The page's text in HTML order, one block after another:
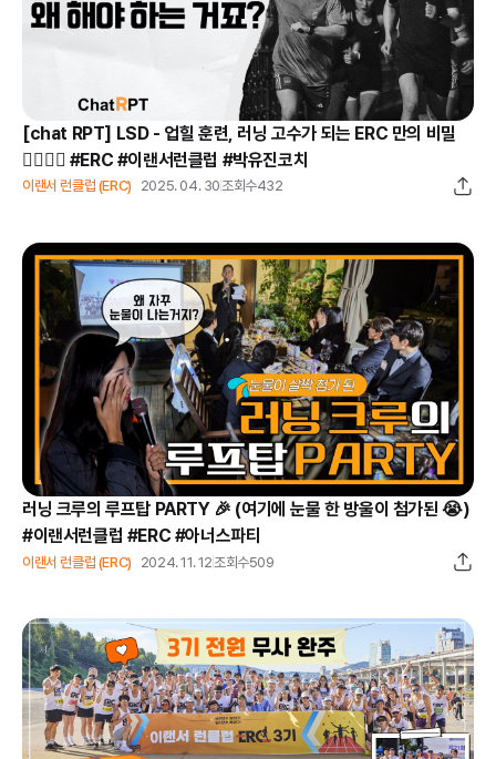
[chat RPT] LSD - 업힐 훈련, 러닝 고수가 되는 ERC 만의 비밀
🏃‍♀️🏃‍♂️ #ERC #이랜서런클럽 #박유진코치
이랜서 런클럽 (ERC) 2025. 04. 30조회수432
러닝 크루의 루프탑 PARTY 🎉 (여기에 눈물 한 방울이 첨가된 😭)
#이랜서런클럽 #ERC #아너스파티
이랜서 런클럽 (ERC) 2024. 11. 12 조회수509